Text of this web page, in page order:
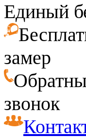
Единый
замер
звонок